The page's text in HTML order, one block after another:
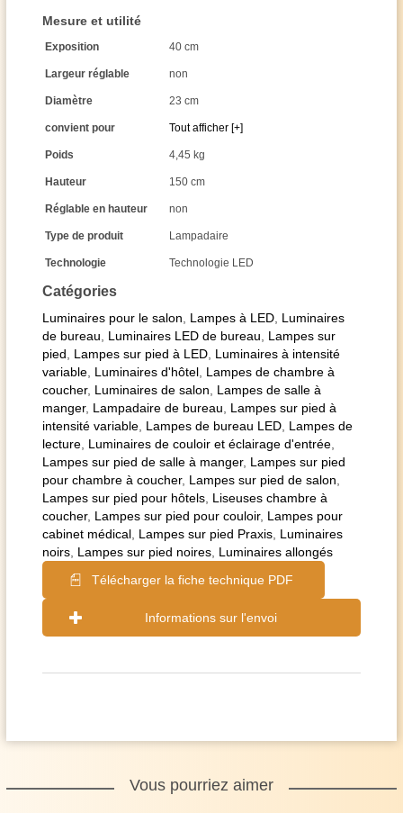
Catégories
Luminaires pour le salon Lampes à LED Luminaires
de bureau
Luminaires LED de bureau
Lampes sur
pied
Lampes sur pied à LED Luminaires à intensité
variable Luminaires d'hôtel Lampes de chambre à
coucher, Luminaires de salon
Lampes de salle à
manger, Lampadaire de bureau
Lampes sur pied à
intensité variable Lampes de bureau LED Lampes de
lecture Luminaires de couloir et éclairage d'entrée
Lampes sur pied de salle à manger, Lampes sur pied
pour chambre à coucher, Lampes sur pied de salon
Lampes sur pied pour hôtels Liseuses chambre à
coucher, Lampes sur pied pour couloir, Lampes pour
cabinet médical Lampes sur pied Praxis Luminaires
noirs Lampes sur pied noires Luminaires allongés
Télécharger la fiche technique PDF
Informations sur l'envoi
Mesure et utilité
Exposition 40 cm
Largeur réglable non
Diamètre 23 cm
convient pour Tout afficher [+]
Poids 4,45 kg
Hauteur 150 cm
Réglable en hauteur non
Type de produit Lampadaire
Technologie Technologie LED
Vous pourriez aimer